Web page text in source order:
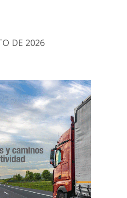
DE 2026